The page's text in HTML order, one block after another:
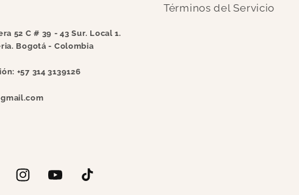
52 C # 39 - 43 Sur. Local 1.
Bogotá - Colombia
+57 314 3139126
Términos del Servicio
InstagramYouTubeTikTok